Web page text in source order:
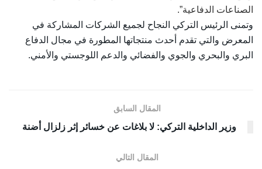
الصناعات الدفاعية”.
وتمنى الرئيس التركي النجاح لجميع الشركات المشاركة في
المعرض والتي تقدم أحدث منتجاتها المطورة في مجال الدفاع
البري والبحري والجوي والفضائي والدعم اللوجستي والأمني.
المقال السابق
وزير الداخلية التركي: لا بلاغات عن خسائر إثر زلزال أضنة
المقال التالي